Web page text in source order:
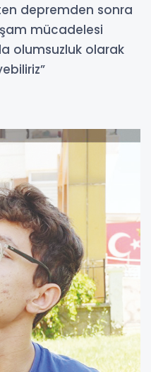
depremden sonra
mücadelesi
olumsuzluk olarak